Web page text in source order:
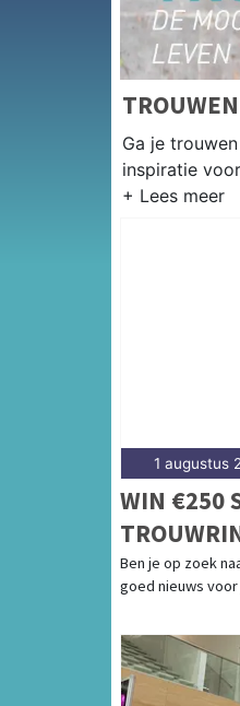
Ga je
inspiratie
1 augustus
WIN €250
Ben je op zoek
goed nieuws voor